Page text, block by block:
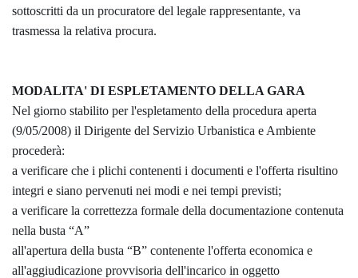
sottoscritti da un procuratore del legale rappresentante, va
trasmessa la relativa procura.
MODALITA' DI ESPLETAMENTO DELLA GARA
Nel giorno stabilito per l'espletamento della procedura aperta
(9/05/2008) il Dirigente del Servizio Urbanistica e Ambiente
procederà:
a verificare che i plichi contenenti i documenti e l'offerta risultino
integri e siano pervenuti nei modi e nei tempi previsti;
a verificare la correttezza formale della documentazione contenuta
nella busta “A”
all'apertura della busta “B” contenente l'offerta economica e
all'aggiudicazione provvisoria dell'incarico in oggetto